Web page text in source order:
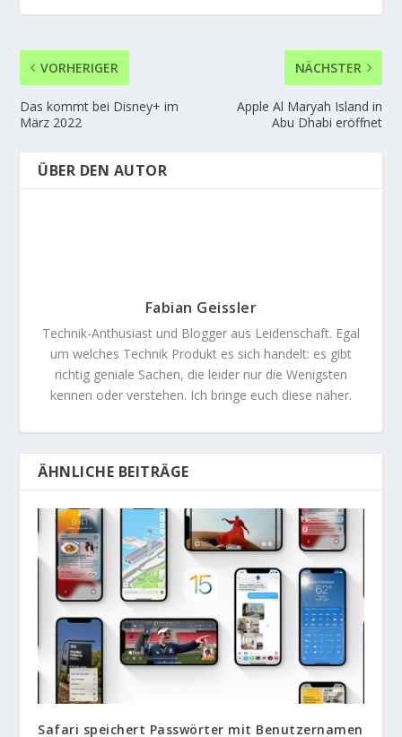
VORHERIGER
Das kommt bei Disney+ im
März 2022
NÄCHSTER
Apple Al Maryah Island in
Abu Dhabi eröffnet
ÜBER DEN AUTOR
Fabian Geissler
Technik-Anthusiast und Blogger aus Leidenschaft. Egal
um welches Technik Produkt es sich handelt: es gibt
richtig geniale Sachen, die leider nur die Wenigsten
kennen oder verstehen. Ich bringe euch diese näher.
ÄHNLICHE BEITRÄGE
Safari speichert Passwörter mit Benutzernamen